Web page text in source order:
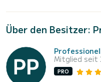
Über den Besitzer:
Mitglied seit
PRO